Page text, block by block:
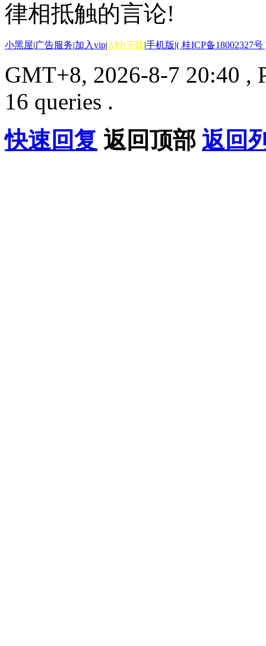
律相抵触的言论!
小黑屋|广告服务|加入vip|APP下载|手机版|( 桂ICP备18002327号
GMT+8, 2026-8-7 20:40 ,
16 queries .
快速回复 返回顶部 返回